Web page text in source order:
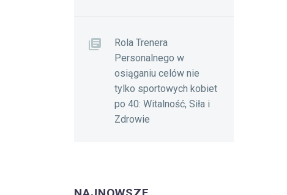
Rola Trenera
Personalnego w
osiąganiu celów nie
tylko sportowych kobiet
po 40: Witalność, Siła i
Zdrowie